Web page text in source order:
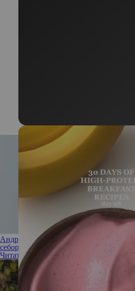
Андрогенное облысение у мужчин и
себорейным процессом
Читать полностью